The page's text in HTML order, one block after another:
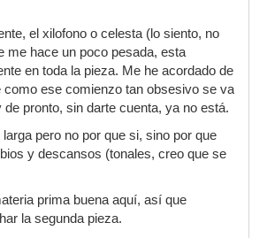
el xilofono o celesta (lo siento, no
me hace un poco pesada, esta
en toda la pieza. Me he acordado de
como ese comienzo tan obsesivo se va
pronto, sin darte cuenta, ya no está.
larga pero no por que si, sino por que
y descansos (tonales, creo que se
prima buena aquí, así que
la segunda pieza.